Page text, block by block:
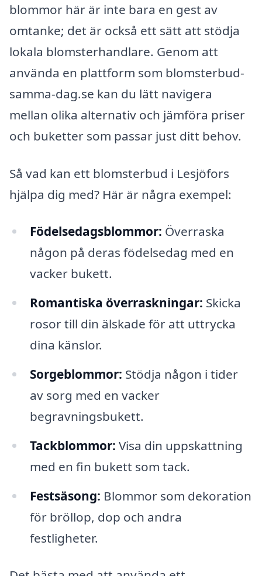
blommor här är inte bara en gest av
omtanke; det är också ett sätt att stödja
lokala blomsterhandlare. Genom att
använda en plattform som blomsterbud-
samma-dag.se kan du lätt navigera
mellan olika alternativ och jämföra priser
och buketter som passar just ditt behov.
Så vad kan ett blomsterbud i Lesjöfors
hjälpa dig med? Här är några exempel:
Födelsedagsblommor: Överraska
någon på deras födelsedag med en
vacker bukett.
Romantiska överraskningar: Skicka
rosor till din älskade för att uttrycka
dina känslor.
Sorgeblommor: Stödja någon i tider
av sorg med en vacker
begravningsbukett.
Tackblommor: Visa din uppskattning
med en fin bukett som tack.
Festsäsong: Blommor som dekoration
för bröllop, dop och andra
festligheter.